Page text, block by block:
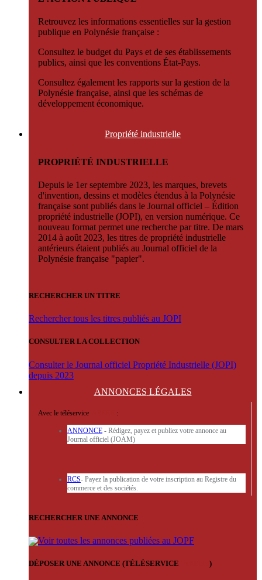
Retrouvez les informations essentielles sur la gestion
publique en Polynésie française :
Consultez le budget du Pays et de ses établissements
publics, ainsi que les conventions État-Pays.
Consultez également les rapports sur la gestion de la
Polynésie française, ainsi que les schémas de
développement économique.
Propriété industrielle
PROPRIÉTÉ INDUSTRIELLE
Depuis le 1er septembre 2023, les marques, brevets
d'invention, dessins et modèles étendus à la Polynésie
française sont publiés dans le Journal officiel – Édition
propriété industrielle (JOPI), en version numérique. Ce
nouveau format permet une recherche par titre. De mars
2014 à août 2023, les titres de propriété industrielle
antérieurs étaient publiés au Journal officiel de la
Polynésie française "papier".
RECHERCHER UN TITRE
Rechercher tous les titres publiés au JOPI
CONSULTER LA COLLECTION
Consulter le Journal officiel Propriété Industrielle (JOPI)
depuis 2023
ANNONCES LÉGALES
Avec le téléservice :
ANNONCE - Rédigez, payez et publiez votre annonce au
Journal officiel (JOAM)
RCS- Payez la publication de votre inscription au Registre du
commerce et des sociétés.
RECHERCHER UNE ANNONCE
Voir toutes les annonces publiées au JOPF
DÉPOSER UNE ANNONCE (TÉLÉSERVICE )